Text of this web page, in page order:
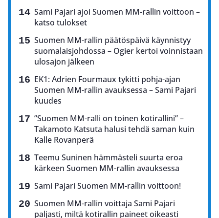
Sami Pajari ajoi Suomen MM-rallin voittoon –
katso tulokset
Suomen MM-rallin päätöspäivä käynnistyy
suomalaisjohdossa – Ogier kertoi voinnistaan
ulosajon jälkeen
EK1: Adrien Fourmaux tykitti pohja-ajan
Suomen MM-rallin avauksessa – Sami Pajari
kuudes
”Suomen MM-ralli on toinen kotirallini” –
Takamoto Katsuta halusi tehdä saman kuin
Kalle Rovanperä
Teemu Suninen hämmästeli suurta eroa
kärkeen Suomen MM-rallin avauksessa
Sami Pajari Suomen MM-rallin voittoon!
Suomen MM-rallin voittaja Sami Pajari
paljasti, miltä kotirallin paineet oikeasti